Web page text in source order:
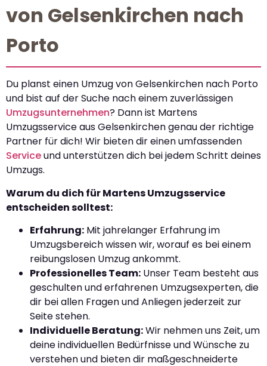
von Gelsenkirchen nach
Porto
Du planst einen Umzug von Gelsenkirchen nach Porto
und bist auf der Suche nach einem zuverlässigen
Umzugsunternehmen? Dann ist Martens
Umzugsservice aus Gelsenkirchen genau der richtige
Partner für dich! Wir bieten dir einen umfassenden
Serviceund unterstützen dich bei jedem Schritt deines
Umzugs.
Warum du dich für Martens Umzugsservice
entscheiden solltest:
Erfahrung: Mit jahrelanger Erfahrung im
Umzugsbereich wissen wir, worauf es bei einem
reibungslosen Umzug ankommt.
Professionelles Team: Unser Team besteht aus
geschulten und erfahrenen Umzugsexperten, die
dir bei allen Fragen und Anliegen jederzeit zur
Seite stehen.
Individuelle Beratung:Wir nehmen uns Zeit, um
deine individuellen Bedürfnisse und Wünsche zu
verstehen und bieten dir maßgeschneiderte